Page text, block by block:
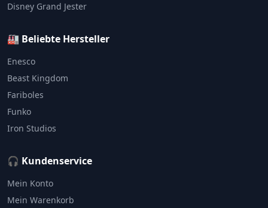
Disney Grand Jester
🏭 Beliebte Hersteller
Enesco
Beast Kingdom
Fariboles
Funko
Iron Studios
🎧 Kundenservice
Mein Konto
Mein Warenkorb